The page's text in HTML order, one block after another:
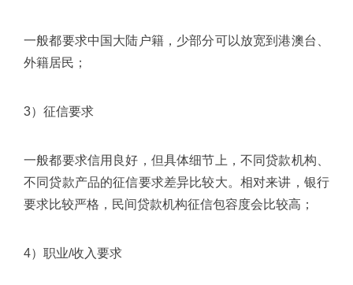
一般都要求中国大陆户籍，少部分可以放宽到港澳台、
外籍居民；
3）征信要求
一般都要求信用良好，但具体细节上，不同贷款机构、
不同贷款产品的征信要求差异比较大。相对来讲，银行
要求比较严格，民间贷款机构征信包容度会比较高；
4）职业/收入要求